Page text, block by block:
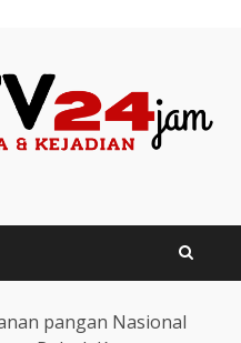
pangan Nasional